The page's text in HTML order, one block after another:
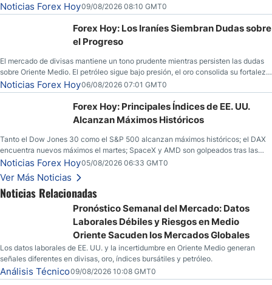
Noticias Forex Hoy09/08/2026 08:10 GMT0
Forex Hoy: Los Iraníes Siembran Dudas sobre
el Progreso
El mercado de divisas mantiene un tono prudente mientras persisten las dudas
sobre Oriente Medio. El petróleo sigue bajo presión, el oro consolida su fortaleza
y los operadores esperan nuevas referencias económicas desde Estados
Unidos.
Noticias Forex Hoy06/08/2026 07:01 GMT0
Forex Hoy: Principales Índices de EE. UU.
Alcanzan Máximos Históricos
Tanto el Dow Jones 30 como el S&P 500 alcanzan máximos históricos; el DAX
encuentra nuevos máximos el martes; SpaceX y AMD son golpeados tras las
llamadas de ganancias; el petróleo crudo cae por debajo de los $80 con nuevas
esperanzas; el dólar estadounidense continúa intentando estabilizarse frente al
yen; el peso mexicano ve un repunte a medida que las tasas caen en EE. UU.
Noticias Forex Hoy05/08/2026 06:33 GMT0
Ver Más Noticias
Noticias Relacionadas
Pronóstico Semanal del Mercado: Datos
Laborales Débiles y Riesgos en Medio
Oriente Sacuden los Mercados Globales
Los datos laborales de EE. UU. y la incertidumbre en Oriente Medio generan
señales diferentes en divisas, oro, índices bursátiles y petróleo.
Análisis Técnico09/08/2026 10:08 GMT0